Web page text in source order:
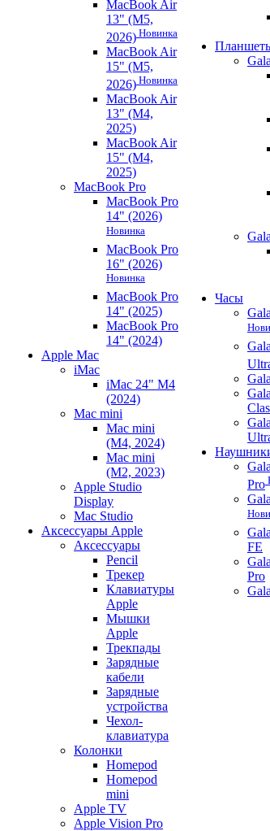
MacBook Air
13" (M5,
2026) Новинка
MacBook Air
15" (M5,
2026) Новинка
MacBook Air
13" (M4,
2025)
MacBook Air
15" (M4,
2025)
MacBook Pro
MacBook Pro
14" (2026)
Новинка
MacBook Pro
16" (2026)
Новинка
MacBook Pro
14" (2025)
MacBook Pro
14" (2024)
Apple Mac
iMac
iMac 24" M4
(2024)
Mac mini
Mac mini
(M4, 2024)
Mac mini
(M2, 2023)
Apple Studio
Display
Mac Studio
Аксессуары Apple
Аксессуары
Pencil
Трекер
Клавиатуры
Apple
Мышки
Apple
Трекпады
Зарядные
кабели
Зарядные
устройства
Чехол-
клавиатура
Колонки
Homepod
Homepod
mini
Apple TV
Apple Vision Pro
Часы
Pro
FE
Pro